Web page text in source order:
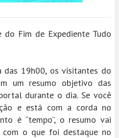
do Fim de Expediente Tudo
19h00, os visitantes do
um resumo objetivo das
durante o dia. Se você
e está com a corda no
é “tempo”, o resumo vai
o que foi destaque no